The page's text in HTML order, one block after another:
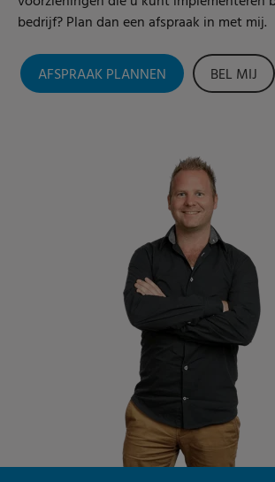
bedrijf? Plan dan een afspraak in met mij.
AFSPRAAK PLANNEN BEL MIJ